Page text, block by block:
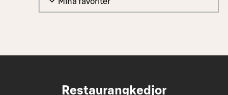
Mina favoriter
Restaurangkedjor